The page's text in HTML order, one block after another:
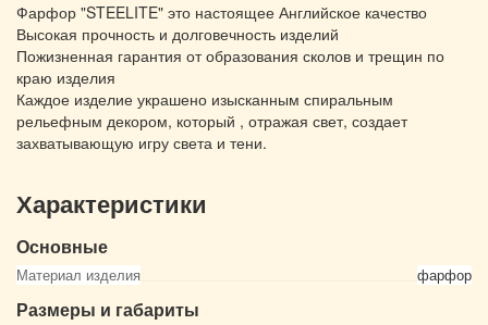
Фарфор "STEELITE" это настоящее Английское качество
Высокая прочность и долговечность изделий
Пожизненная гарантия от образования сколов и трещин по
краю изделия
Каждое изделие украшено изысканным спиральным
рельефным декором, который , отражая свет, создает
захватывающую игру света и тени.
Характеристики
Основные
Материал изделия фарфор
Размеры и габариты